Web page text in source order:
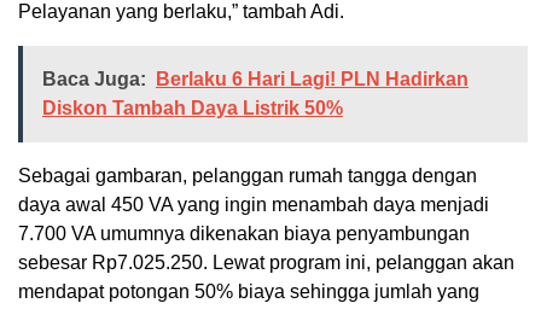
Pelayanan yang berlaku,” tambah Adi.
Baca Juga:
Berlaku 6 Hari Lagi! PLN Hadirkan
Diskon Tambah Daya Listrik 50%
Sebagai gambaran, pelanggan rumah tangga dengan
daya awal 450 VA yang ingin menambah daya menjadi
7.700 VA umumnya dikenakan biaya penyambungan
sebesar Rp7.025.250. Lewat program ini, pelanggan akan
mendapat potongan 50% biaya sehingga jumlah yang